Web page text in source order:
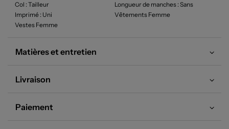
Col : Tailleur Longueur de manches : Sans
Imprimé : Uni
Vêtements Femme
Vestes Femme
Matières et entretien
Livraison
Paiement